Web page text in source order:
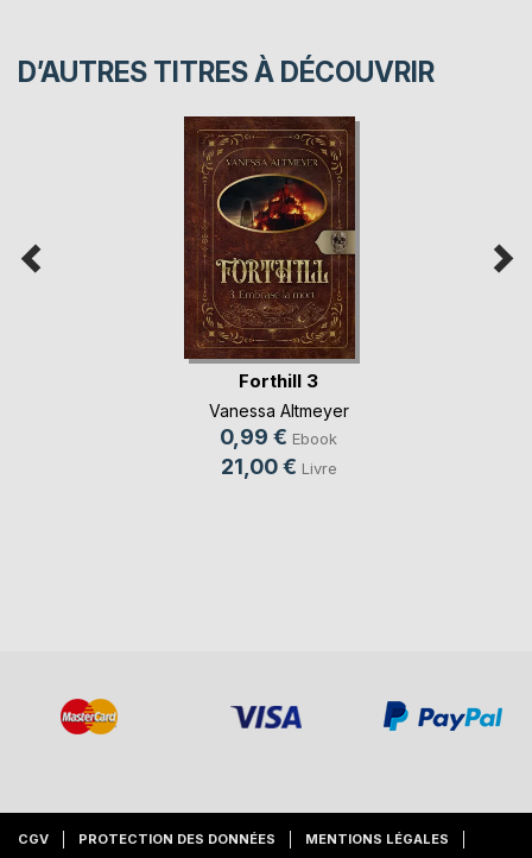
D’AUTRES TITRES À DÉCOUVRIR
Forthill 3
Vanessa Altmeyer
0,99 € Ebook
21,00 € Livre
CGV PROTECTION DES DONNÉES MENTIONS LÉGALES